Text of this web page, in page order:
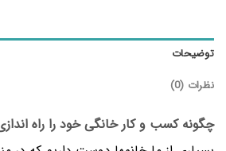
توضیحات
نظرات (0)
چگونه کسب و کار خانگی خود را راه